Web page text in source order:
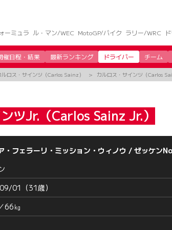
ーミュラ ル・マン/WEC MotoGP/バイク ラリー/WRC
催日程・結果 最新ランキング ドライバー チーム
ルロス・サインツ（Carlos Sainz） カルロス・サインツ（Carlos
ツJr.（Carlos Sainz Jr.）
・フェラーリ・ミッション・ウィノウ / ゼッケン
01（31歳）
66㎏